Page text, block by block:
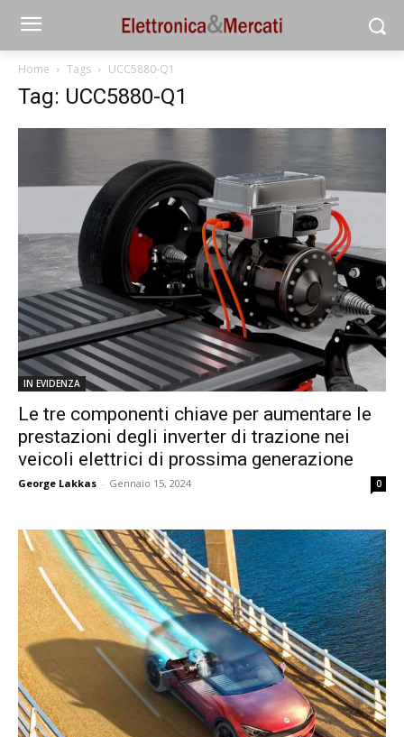
Home Tags UCC5880-Q1
Tag: UCC5880-Q1
IN EVIDENZA
Le tre componenti chiave per aumentare le
prestazioni degli inverter di trazione nei
veicoli elettrici di prossima generazione
George Lakkas - Gennaio 15, 2024 0